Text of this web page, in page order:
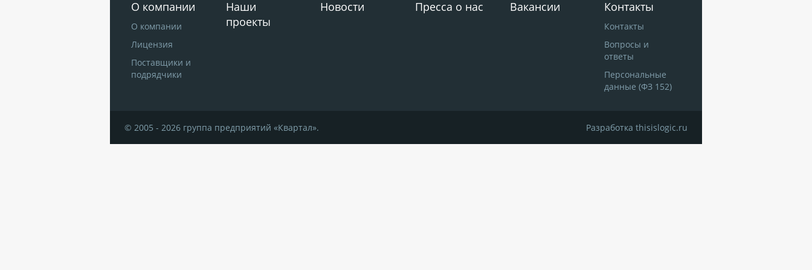
О компании
О компании
Лицензия
Поставщики и
подрядчики
Наши
проекты
Новости Пресса о нас Вакансии Контакты
Контакты
Вопросы и
ответы
Персональные
данные (ФЗ 152)
© 2005 - 2026 группа предприятий «Квартал». Разработка thisislogic.ru